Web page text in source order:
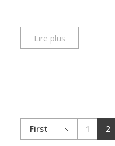
Lire plus
First 1 2